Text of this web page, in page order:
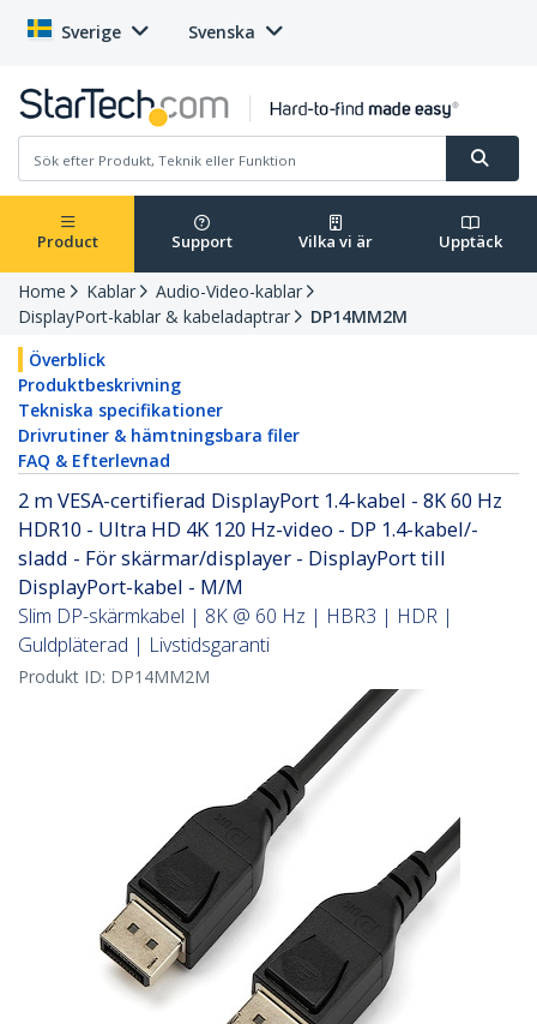
Sverige Svenska
Product Support Vilka vi är Upptäck
Home Kablar
Audio-Video-kablar
DisplayPort-kablar & kabeladaptrar
DP14MM2M
Överblick
Produktbeskrivning
Tekniska specifikationer
Drivrutiner & hämtningsbara filer
FAQ & Efterlevnad
2 m VESA-certifierad DisplayPort 1.4-kabel - 8K 60 Hz
HDR10 - Ultra HD 4K 120 Hz-video - DP 1.4-kabel/-
sladd - För skärmar/displayer - DisplayPort till
DisplayPort-kabel - M/M
Slim DP-skärmkabel | 8K @ 60 Hz | HBR3 | HDR |
Guldpläterad | Livstidsgaranti
Produkt ID: DP14MM2M